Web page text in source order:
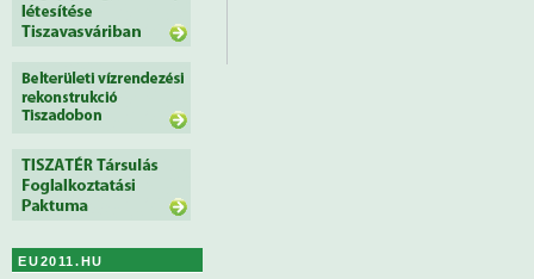
EU2011.HU